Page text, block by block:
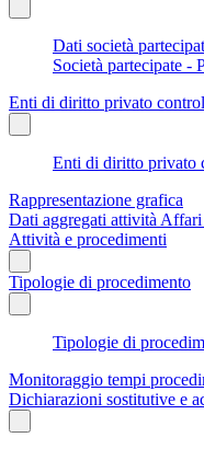
Dati società
Società partecipate -
Enti di diritto privato
Enti di diritto privato
Rappresentazione grafica
Dati aggregati attività
Attività e procedimenti
Tipologie di procedimento
Tipologie di
Monitoraggio tempi
Dichiarazioni sostitutive e